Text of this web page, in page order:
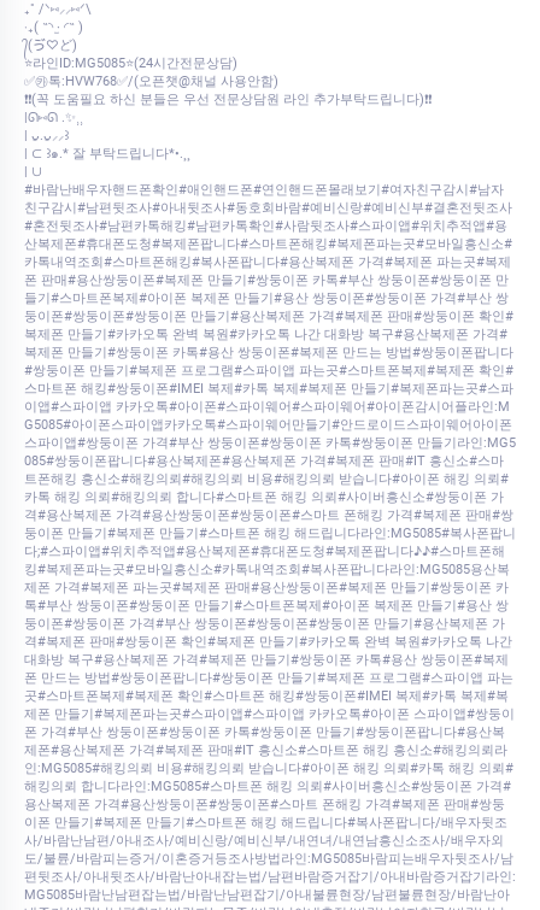
₊˚ /ᐠ⑅⸝⸝⑅ᐟ\
‎‧₊( ˶◝ ·̫ ◜˶ )
‎᭄(ゔ♡ど)
⭐라인ID:MG5085⭐(24시간전문상담)
✅㉸톡:HVW768✅/(오픈챗@채널 사용안함)
❗❗(꼭 도움필요 하신 분들은 우선 전문상담원 라인 추가부탁드립니다)❗❗
|ᘏ⑅ᘏ .✨⸒⸒
| ᴗ͈.ᴗ͈⸝⸝꒱
| ⊂ ꒱๑.* 잘 부탁드립니다*•.¸¸
| ∪
#바람난배우자핸드폰확인#애인핸드폰#연인핸드폰몰래보기#여자친구감시#남자
친구감시#남편뒷조사#아내뒷조사#동호회바람#예비신랑#예비신부#결혼전뒷조사
#혼전뒷조사#남편카톡해킹#남편카톡확인#사람뒷조사#스파이앱#위치추적앱#용
산복제폰#휴대폰도청#복제폰팝니다#스마트폰해킹#복제폰파는곳#모바일흥신소#
카톡내역조회#스마트폰해킹#복사폰팝니다#용산복제폰 가격#복제폰 파는곳#복제
폰 판매#용산쌍둥이폰#복제폰 만들기#쌍둥이폰 카톡#부산 쌍둥이폰#쌍둥이폰 만
들기#스마트폰복제#아이폰 복제폰 만들기#용산 쌍둥이폰#쌍둥이폰 가격#부산 쌍
둥이폰#쌍둥이폰#쌍둥이폰 만들기#용산복제폰 가격#복제폰 판매#쌍둥이폰 확인#
복제폰 만들기#카카오톡 완벽 복원#카카오톡 나간 대화방 복구#용산복제폰 가격#
복제폰 만들기#쌍둥이폰 카톡#용산 쌍둥이폰#복제폰 만드는 방법#쌍둥이폰팝니다
#쌍둥이폰 만들기#복제폰 프로그램#스파이앱 파는곳#스마트폰복제#복제폰 확인#
스마트폰 해킹#쌍둥이폰#IMEI 복제#카톡 복제#복제폰 만들기#복제폰파는곳#스파
이앱#스파이앱 카카오톡#아이폰#스파이웨어#스파이웨어#아이폰감시어플라인:M
G5085#아이폰스파이앱카카오톡#스파이웨어만들기#안드로이드스파이웨어아이폰
스파이앱#쌍둥이폰 가격#부산 쌍둥이폰#쌍둥이폰 카톡#쌍둥이폰 만들기라인:MG5
085#쌍둥이폰팝니다#용산복제폰#용산복제폰 가격#복제폰 판매#IT 흥신소#스마
트폰해킹 흥신소#해킹의뢰#해킹의뢰 비용#해킹의뢰 받습니다#아이폰 해킹 의뢰#
카톡 해킹 의뢰#해킹의뢰 합니다#스마트폰 해킹 의뢰#사이버흥신소#쌍둥이폰 가
격#용산복제폰 가격#용산쌍둥이폰#쌍둥이폰#스마트 폰해킹 가격#복제폰 판매#쌍
둥이폰 만들기#복제폰 만들기#스마트폰 해킹 해드립니다라인:MG5085#복사폰팝니
다;#스파이앱#위치추적앱#용산복제폰#휴대폰도청#복제폰팝니다♪♪#스마트폰해
킹#복제폰파는곳#모바일흥신소#카톡내역조회#복사폰팝니다라인:MG5085용산복
제폰 가격#복제폰 파는곳#복제폰 판매#용산쌍둥이폰#복제폰 만들기#쌍둥이폰 카
톡#부산 쌍둥이폰#쌍둥이폰 만들기#스마트폰복제#아이폰 복제폰 만들기#용산 쌍
둥이폰#쌍둥이폰 가격#부산 쌍둥이폰#쌍둥이폰#쌍둥이폰 만들기#용산복제폰 가
격#복제폰 판매#쌍둥이폰 확인#복제폰 만들기#카카오톡 완벽 복원#카카오톡 나간
대화방 복구#용산복제폰 가격#복제폰 만들기#쌍둥이폰 카톡#용산 쌍둥이폰#복제
폰 만드는 방법#쌍둥이폰팝니다#쌍둥이폰 만들기#복제폰 프로그램#스파이앱 파는
곳#스마트폰복제#복제폰 확인#스마트폰 해킹#쌍둥이폰#IMEI 복제#카톡 복제#복
제폰 만들기#복제폰파는곳#스파이앱#스파이앱 카카오톡#아이폰 스파이앱#쌍둥이
폰 가격#부산 쌍둥이폰#쌍둥이폰 카톡#쌍둥이폰 만들기#쌍둥이폰팝니다#용산복
제폰#용산복제폰 가격#복제폰 판매#IT 흥신소#스마트폰 해킹 흥신소#해킹의뢰라
인:MG5085#해킹의뢰 비용#해킹의뢰 받습니다#아이폰 해킹 의뢰#카톡 해킹 의뢰#
해킹의뢰 합니다라인:MG5085#스마트폰 해킹 의뢰#사이버흥신소#쌍둥이폰 가격#
용산복제폰 가격#용산쌍둥이폰#쌍둥이폰#스마트 폰해킹 가격#복제폰 판매#쌍둥
이폰 만들기#복제폰 만들기#스마트폰 해킹 해드립니다#복사폰팝니다/배우자뒷조
사/바람난남편/아내조사/예비신랑/예비신부/내연녀/내연남흥신소조사/배우자외
도/불륜/바람피는증거/이혼증거등조사방법라인:MG5085바람피는배우자뒷조사/남
편뒷조사/아내뒷조사/바람난아내잡는법/남편바람증거잡기/아내바람증거잡기라인:
MG5085바람난남편잡는법/바람난남편잡기/아내불륜현장/남편불륜현장/바람난아